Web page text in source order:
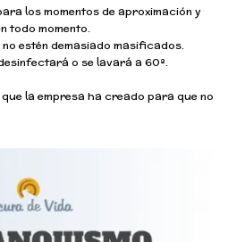
los momentos de aproximación y
todo momento.
estén demasiado masificados.
o se lavará a 60º.
que la empresa ha creado para que no